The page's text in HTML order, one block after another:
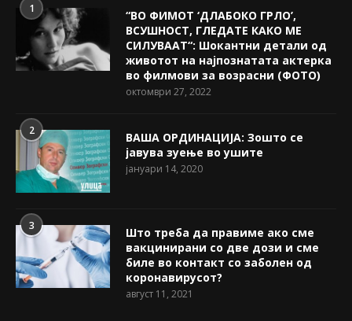
1
“ВО ФИМОТ ‘ДЛАБОКО ГРЛО’,
ВСУШНОСТ, ГЛЕДАТЕ КАКО МЕ
СИЛУВААТ“: Шокантни детали од
животот на најпознатата актерка
во филмови за возрасни (ФОТО)
октомври 27, 2022
2
ВАША ОРДИНАЦИЈА: Зошто се
јавува зуење во ушите
јануари 14, 2020
3
Што треба да правиме ако сме
вакцинирани со две дози и сме
биле во контакт со заболен од
коронавирусот?
август 11, 2021